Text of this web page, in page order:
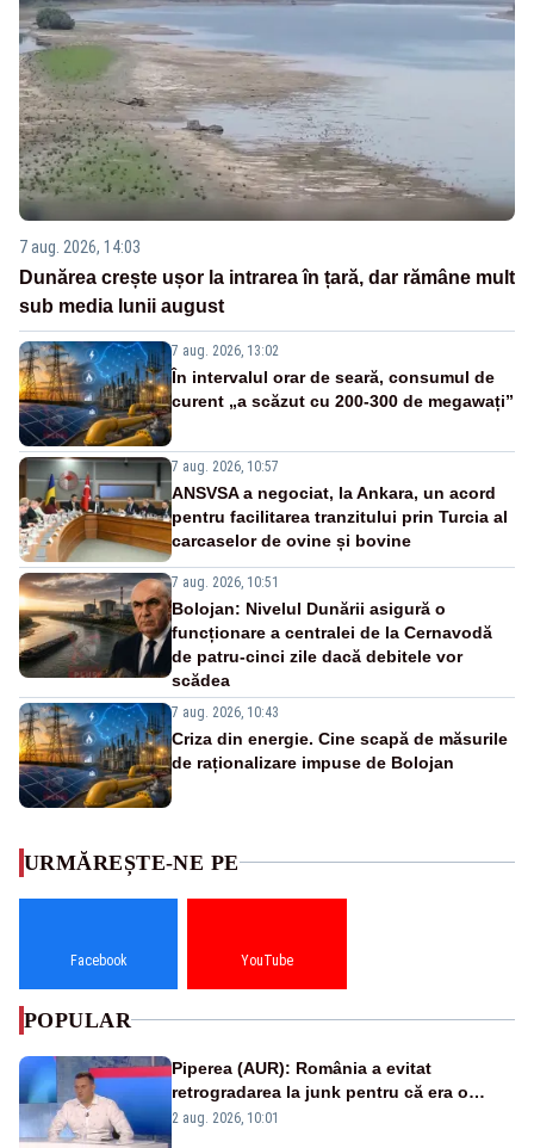
7 aug. 2026, 14:03
Dunărea crește ușor la intrarea în țară, dar rămâne mult
sub media lunii august
7 aug. 2026, 13:02
În intervalul orar de seară, consumul de
curent „a scăzut cu 200-300 de megawați”
7 aug. 2026, 10:57
ANSVSA a negociat, la Ankara, un acord
pentru facilitarea tranzitului prin Turcia al
carcaselor de ovine și bovine
7 aug. 2026, 10:51
Bolojan: Nivelul Dunării asigură o
funcționare a centralei de la Cernavodă
de patru-cinci zile dacă debitele vor
scădea
7 aug. 2026, 10:43
Criza din energie. Cine scapă de măsurile
de raționalizare impuse de Bolojan
URMĂREȘTE-NE PE
Facebook YouTube
POPULAR
Piperea (AUR): România a evitat
retrogradarea la junk pentru că era o
catastrofă pentru bănci și fondurile de
2 aug. 2026, 10:01